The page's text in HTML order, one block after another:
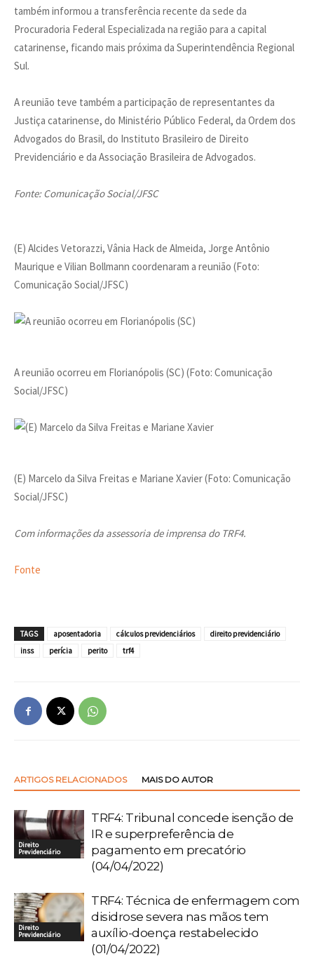
também informou a transferência recente da sede da
Procuradoria Federal Especializada na região para a capital
catarinense, ficando mais próxima da Superintendência Regional
Sul.
A reunião teve também a participação de representantes da
Justiça catarinense, do Ministério Público Federal, da Ordem dos
Advogados do Brasil, do Instituto Brasileiro de Direito
Previdenciário e da Associação Brasileira de Advogados.
Fonte: Comunicação Social/JFSC
(E) Alcides Vetorazzi, Vânia Hack de Almeida, Jorge Antônio
Maurique e Vilian Bollmann coordenaram a reunião (Foto:
Comunicação Social/JFSC)
A reunião ocorreu em Florianópolis (SC) (Foto: Comunicação
Social/JFSC)
(E) Marcelo da Silva Freitas e Mariane Xavier (Foto: Comunicação
Social/JFSC)
Com informações da assessoria de imprensa do TRF4.
Fonte
TAGS aposentadoria cálculos previdenciários
direito previdenciário
inss
perícia perito trf4
ARTIGOS RELACIONADOS MAIS DO AUTOR
Direito
Previdenciário
TRF4: Tribunal concede isenção de
IR e superpreferência de
pagamento em precatório
(04/04/2022)
Direito
Previdenciário
TRF4: Técnica de enfermagem com
disidrose severa nas mãos tem
auxílio-doença restabelecido
(01/04/2022)